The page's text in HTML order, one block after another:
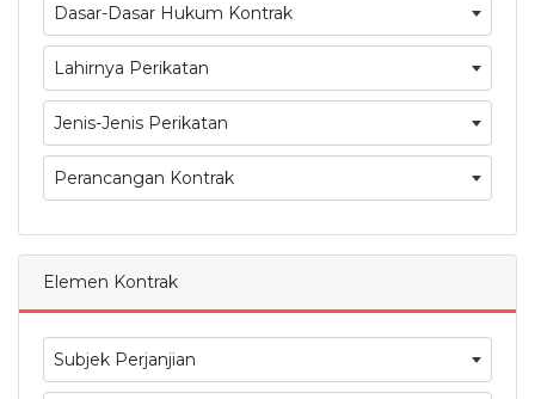
Dasar-Dasar Hukum Kontrak
Lahirnya Perikatan
Jenis-Jenis Perikatan
Perancangan Kontrak
Elemen Kontrak
Subjek Perjanjian